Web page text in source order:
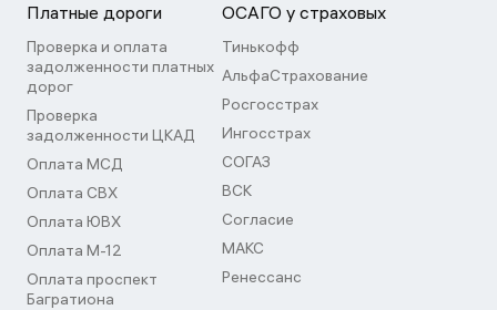
Платные дороги
Проверка и оплата
задолженности платных
дорог
Проверка
задолженности ЦКАД
Оплата МСД
Оплата СВХ
Оплата ЮВХ
Оплата М-12
Оплата проспект
Багратиона
ОСАГО у страховых
Тинькофф
АльфаСтрахование
Росгосстрах
Ингосстрах
СОГАЗ
ВСК
Согласие
МАКС
Ренессанс